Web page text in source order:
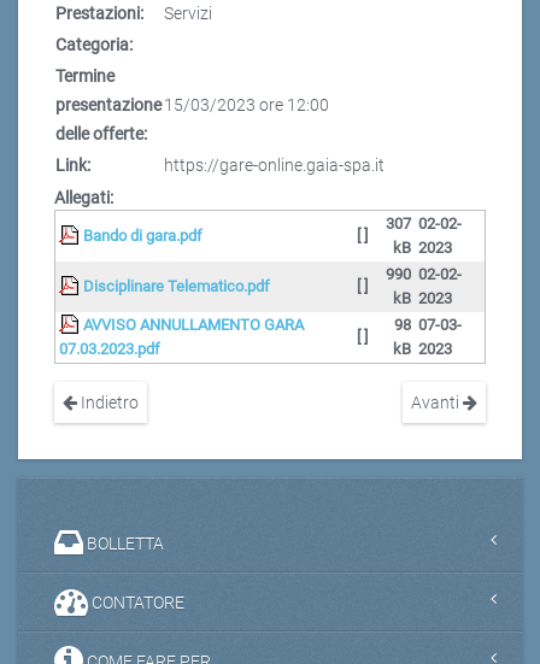
Prestazioni:
Servizi
Categoria:
Termine
presentazione
delle offerte:
15/03/2023 ore 12:00
Link:
https://gare-online.gaia-spa.it
Allegati:
Bando di gara.pdf
307
kB
02-02-
2023
Disciplinare Telematico.pdf
990
kB
02-02-
2023
AVVISO ANNULLAMENTO GARA
07.03.2023.pdf
98
kB
07-03-
2023
Indietro Avanti
BOLLETTA
CONTATORE